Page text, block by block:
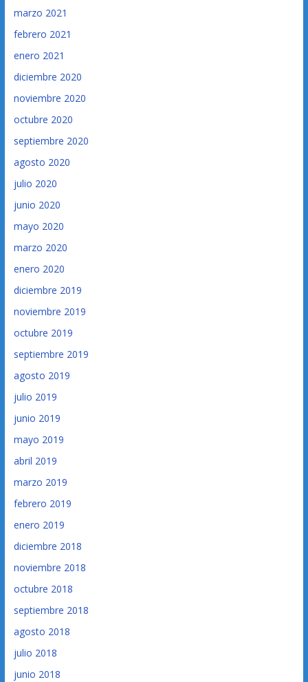
marzo 2021
febrero 2021
enero 2021
diciembre 2020
noviembre 2020
octubre 2020
septiembre 2020
agosto 2020
julio 2020
junio 2020
mayo 2020
marzo 2020
enero 2020
diciembre 2019
noviembre 2019
octubre 2019
septiembre 2019
agosto 2019
julio 2019
junio 2019
mayo 2019
abril 2019
marzo 2019
febrero 2019
enero 2019
diciembre 2018
noviembre 2018
octubre 2018
septiembre 2018
agosto 2018
julio 2018
junio 2018